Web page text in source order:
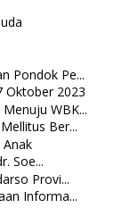
Pondok Pe...
Oktober 2023
WBK...
Ber...
Soe...
Provi...
Informa...